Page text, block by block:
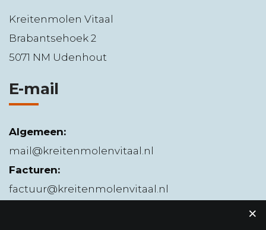
Kreitenmolen Vitaal
Brabantsehoek 2
5071 NM Udenhout
E-mail
Algemeen:
mail@kreitenmolenvitaal.nl
Facturen:
factuur@kreitenmolenvitaal.nl